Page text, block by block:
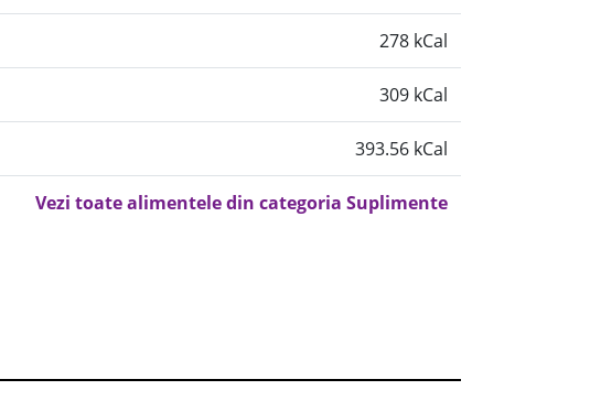
278 kCal
309 kCal
393.56 kCal
Vezi toate alimentele din categoria Suplimente